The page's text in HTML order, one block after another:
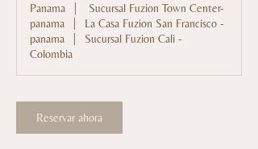
Panama
Sucursal Fuzion Town Center-
panama
La Casa Fuzion San Francisco -
panama
Sucursal Fuzion Cali -
Colombia
Reservar ahora